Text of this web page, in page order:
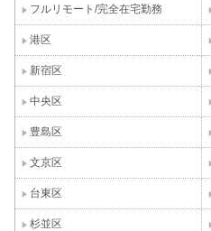
フルリモート/完全在宅勤務
港区
新宿区
中央区
豊島区
文京区
台東区
杉並区